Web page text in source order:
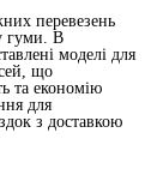
перевезень
гуми. В
моделі для
що
та економію
для
з доставкою